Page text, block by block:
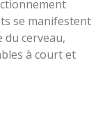
se manifestent
cerveau,
à court et